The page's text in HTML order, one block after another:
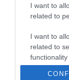
I want to
related to
I want to
related to
user
για τα
παραβάσεις
Σ. Καλαφάτης:
Τεχνητή
δεν είναι